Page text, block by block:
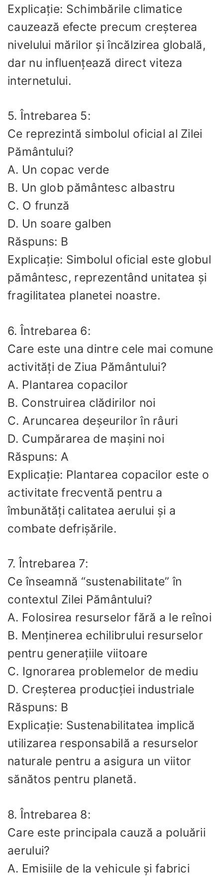
Explicație: Schimbările climatice
cauzează efecte precum creșterea
nivelului mărilor și încălzirea globală,
dar nu influențează direct viteza
internetului.
5. Întrebarea 5:
Ce reprezintă simbolul oficial al Zilei
Pământului?
A. Un copac verde
B. Un glob pământesc albastru
C. O frunză
D. Un soare galben
Răspuns: B
Explicație: Simbolul oficial este globul
pământesc, reprezentând unitatea și
fragilitatea planetei noastre.
6. Întrebarea 6:
Care este una dintre cele mai comune
activități de Ziua Pământului?
A. Plantarea copacilor
B. Construirea clădirilor noi
C. Aruncarea deșeurilor în râuri
D. Cumpărarea de mașini noi
Răspuns: A
Explicație: Plantarea copacilor este o
activitate frecventă pentru a
îmbunătăți calitatea aerului și a
combate defrișările.
7. Întrebarea 7:
Ce înseamnă “sustenabilitate” în
contextul Zilei Pământului?
A. Folosirea resurselor fără a le reînoi
B. Menținerea echilibrului resurselor
pentru generațiile viitoare
C. Ignorarea problemelor de mediu
D. Creșterea producției industriale
Răspuns: B
Explicație: Sustenabilitatea implică
utilizarea responsabilă a resurselor
naturale pentru a asigura un viitor
sănătos pentru planetă.
8. Întrebarea 8:
Care este principala cauză a poluării
aerului?
A. Emisiile de la vehicule și fabrici